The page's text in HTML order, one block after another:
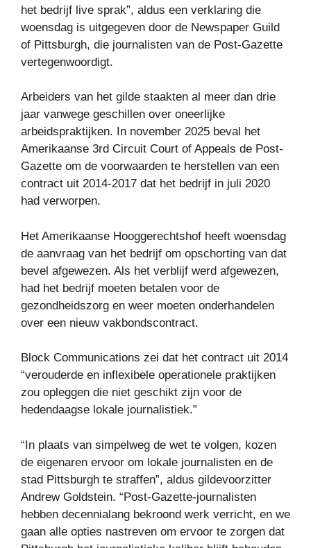
het bedrijf live sprak”, aldus een verklaring die
woensdag is uitgegeven door de Newspaper Guild
of Pittsburgh, die journalisten van de Post-Gazette
vertegenwoordigt.
Arbeiders van het gilde staakten al meer dan drie
jaar vanwege geschillen over oneerlijke
arbeidspraktijken. In november 2025 beval het
Amerikaanse 3rd Circuit Court of Appeals de Post-
Gazette om de voorwaarden te herstellen van een
contract uit 2014-2017 dat het bedrijf in juli 2020
had verworpen.
Het Amerikaanse Hooggerechtshof heeft woensdag
de aanvraag van het bedrijf om opschorting van dat
bevel afgewezen. Als het verblijf werd afgewezen,
had het bedrijf moeten betalen voor de
gezondheidszorg en weer moeten onderhandelen
over een nieuw vakbondscontract.
Block Communications zei dat het contract uit 2014
“verouderde en inflexibele operationele praktijken
zou opleggen die niet geschikt zijn voor de
hedendaagse lokale journalistiek.”
“In plaats van simpelweg de wet te volgen, kozen
de eigenaren ervoor om lokale journalisten en de
stad Pittsburgh te straffen”, aldus gildevoorzitter
Andrew Goldstein. “Post-Gazette-journalisten
hebben decennialang bekroond werk verricht, en we
gaan alle opties nastreven om ervoor te zorgen dat